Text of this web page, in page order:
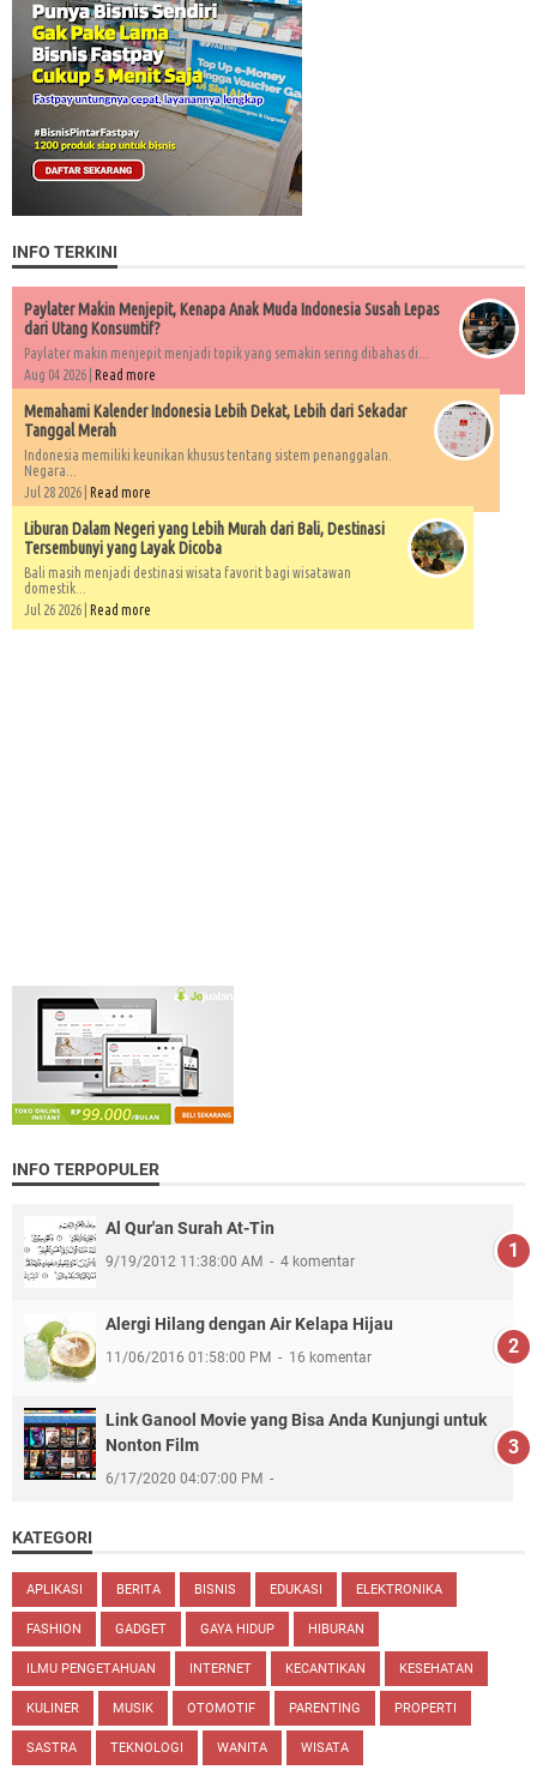
INFO TERKINI
Paylater Makin Menjepit, Kenapa Anak Muda Indonesia Susah Lepas
dari Utang Konsumtif?
Paylater makin menjepit menjadi topik yang semakin sering dibahas di...
Aug 04 2026 | Read more
Memahami Kalender Indonesia Lebih Dekat, Lebih dari Sekadar
Tanggal Merah
Indonesia memiliki keunikan khusus tentang sistem penanggalan.
Negara...
Jul 28 2026 | Read more
Liburan Dalam Negeri yang Lebih Murah dari Bali, Destinasi
Tersembunyi yang Layak Dicoba
Bali masih menjadi destinasi wisata favorit bagi wisatawan
domestik...
Jul 26 2026 | Read more
INFO TERPOPULER
Al Qur'an Surah At-Tin
9/19/2012 11:38:00 AM 4 komentar
Alergi Hilang dengan Air Kelapa Hijau
11/06/2016 01:58:00 PM 16 komentar
Link Ganool Movie yang Bisa Anda Kunjungi untuk
Nonton Film
6/17/2020 04:07:00 PM
KATEGORI
APLIKASI BERITA BISNIS EDUKASI ELEKTRONIKA
FASHION GADGET GAYA HIDUP HIBURAN
ILMU PENGETAHUAN INTERNET KECANTIKAN KESEHATAN
KULINER MUSIK OTOMOTIF PARENTING PROPERTI
SASTRA TEKNOLOGI WANITA WISATA